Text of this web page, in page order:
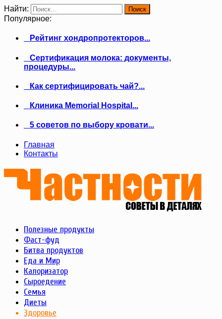
Найти:
Популярное:
Рейтинг хондропротекторов...
Сертификация молока: документы,
процедуры...
Как сертифицировать чай?...
Клиника Memorial Hospital...
5 советов по выбору кровати...
Главная
Контакты
Полезные продукты
Фаст-фуд
Битва продуктов
Еда и Мир
Калоризатор
Сыроедение
Семья
Диеты
Здоровье